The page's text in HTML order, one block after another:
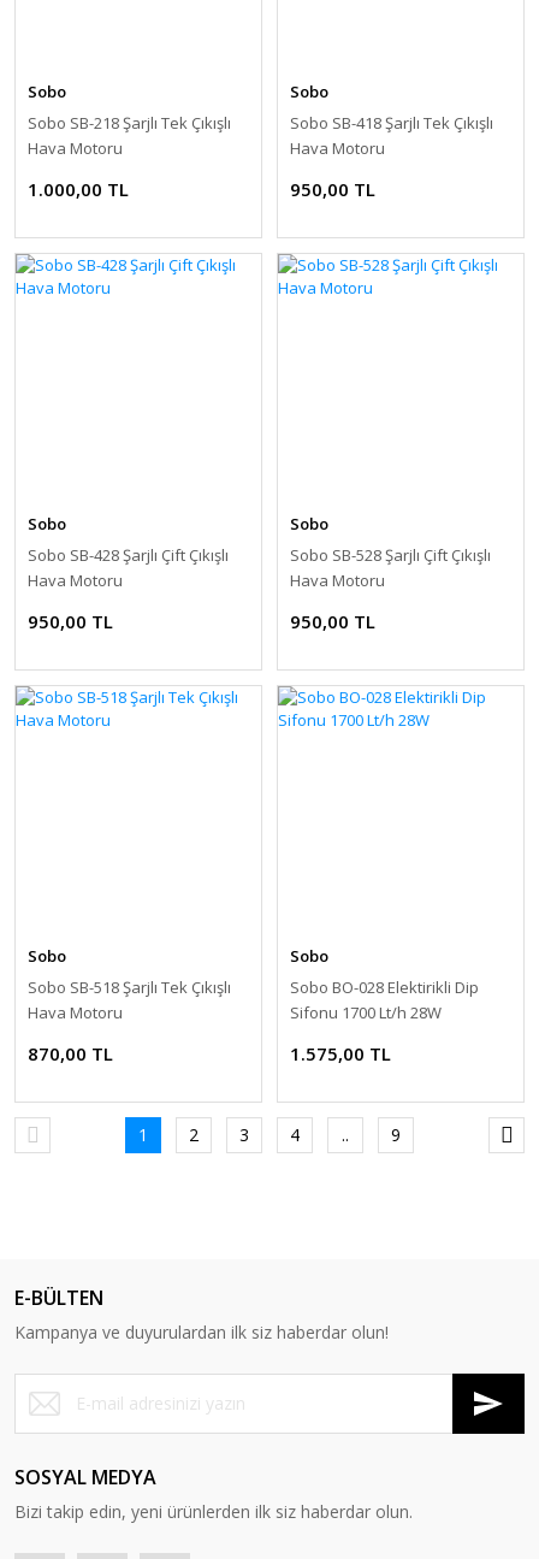
Sobo
Sobo SB-218 Şarjlı Tek Çıkışlı
Hava Motoru
1.000,00 TL
Sobo
Sobo SB-418 Şarjlı Tek Çıkışlı
Hava Motoru
950,00 TL
Sobo
Sobo SB-428 Şarjlı Çift Çıkışlı
Hava Motoru
950,00 TL
Sobo
Sobo SB-528 Şarjlı Çift Çıkışlı
Hava Motoru
950,00 TL
Sobo
Sobo SB-518 Şarjlı Tek Çıkışlı
Hava Motoru
870,00 TL
Sobo
Sobo BO-028 Elektirikli Dip
Sifonu 1700 Lt/h 28W
1.575,00 TL
1 2 3 4 .. 9
E-BÜLTEN
Kampanya ve duyurulardan ilk siz haberdar olun!
SOSYAL MEDYA
Bizi takip edin, yeni ürünlerden ilk siz haberdar olun.